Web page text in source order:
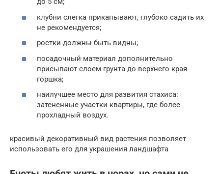
клубни слегка прикапывают, глубоко садить их
не рекомендуется;
ростки должны быть видны;
посадочный материал дополнительно
присыпают слоем грунта до верхнего края
горшка;
наилучшее место для развития стахиса:
затененные участки квартиры, где более
прохладный воздух.
красивый декоративный вид растения позволяет
использовать его для украшения ландшафта